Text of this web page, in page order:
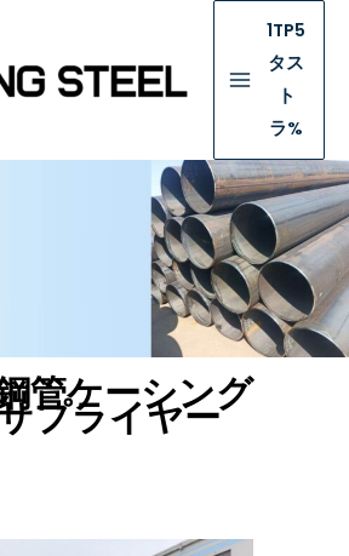
1TP5
タス
ト
ラ%
管ケーシング
プライヤー